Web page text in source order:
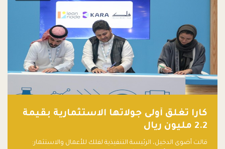
كارا تغلق أولى جولاتها الاستثمارية بقيمة
2.2 مليون ريال
قالت أضوى الدخيل، الرئيسة التنفيذية لفلك للأعمال والاستثمار: